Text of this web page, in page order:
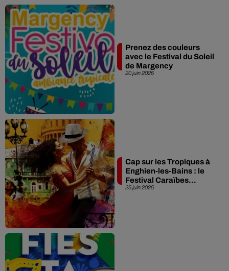
20 juin 2025
Prenez des couleurs
avec le Festival du Soleil
de Margency
25 juin 2025
Cap sur les Tropiques à
Enghien-les-Bains : le
Festival Caraïbes...